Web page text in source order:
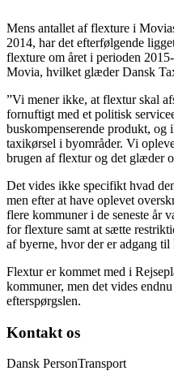
Mens antallet af flexture i
2014, har det efterfølgende
flexture om året i perioden
Movia, hvilket glæder Dansk
”Vi mener ikke, at flextur skal
fornuftigt med et politisk
buskompenserende produkt,
taxikørsel i byområder. Vi
brugen af flextur og det glæder
Det vides ikke specifikt hvad
men efter at have oplevet
flere kommuner i de seneste år
for flexture samt at sætte
af byerne, hvor der er adgang
Flextur er kommet med i
kommuner, men det vides
efterspørgslen.
Kontakt os
Dansk PersonTransport